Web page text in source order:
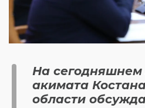
На сегодняшнем
акимата
области